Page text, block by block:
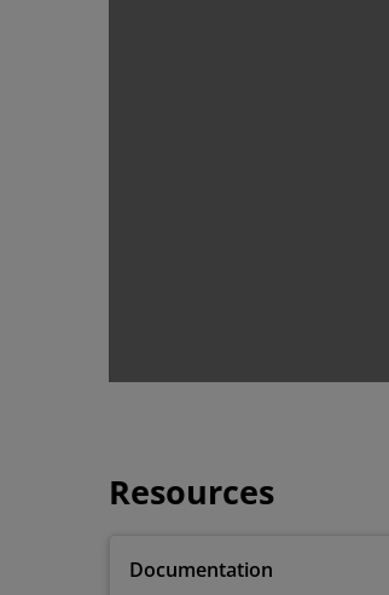
Resources
Documentation